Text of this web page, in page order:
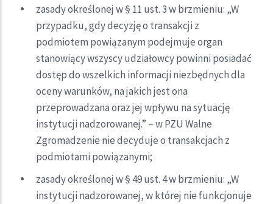
zasady określonej w § 11 ust. 3 w brzmieniu: „W
przypadku, gdy decyzję o transakcji z
podmiotem powiązanym podejmuje organ
stanowiący wszyscy udziałowcy powinni posiadać
dostęp do wszelkich informacji niezbędnych dla
oceny warunków, na jakich jest ona
przeprowadzana oraz jej wpływu na sytuację
instytucji nadzorowanej.” – w PZU Walne
Zgromadzenie nie decyduje o transakcjach z
podmiotami powiązanymi;
zasady określonej w § 49 ust. 4 w brzmieniu: „W
instytucji nadzorowanej, w której nie funkcjonuje